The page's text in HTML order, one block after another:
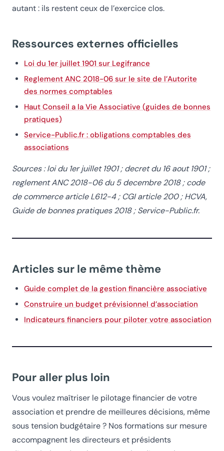
autant : ils restent ceux de l’exercice clos.
Ressources externes officielles
Loi du 1er juillet 1901 sur Legifrance
Reglement ANC 2018-06 sur le site de l’Autorite
des normes comptables
Haut Conseil a la Vie Associative (guides de bonnes
pratiques)
Service-Public.fr : obligations comptables des
associations
Sources : loi du 1er juillet 1901 ; decret du 16 aout 1901 ;
reglement ANC 2018-06 du 5 decembre 2018 ; code
de commerce article L612-4 ; CGI article 200 ; HCVA,
Guide de bonnes pratiques 2018 ; Service-Public.fr.
Articles sur le même thème
Guide complet de la gestion financière associative
Construire un budget prévisionnel d’association
Indicateurs financiers pour piloter votre association
Pour aller plus loin
Vous voulez maîtriser le pilotage financier de votre
association et prendre de meilleures décisions, même
sous tension budgétaire ? Nos formations sur mesure
accompagnent les directeurs et présidents